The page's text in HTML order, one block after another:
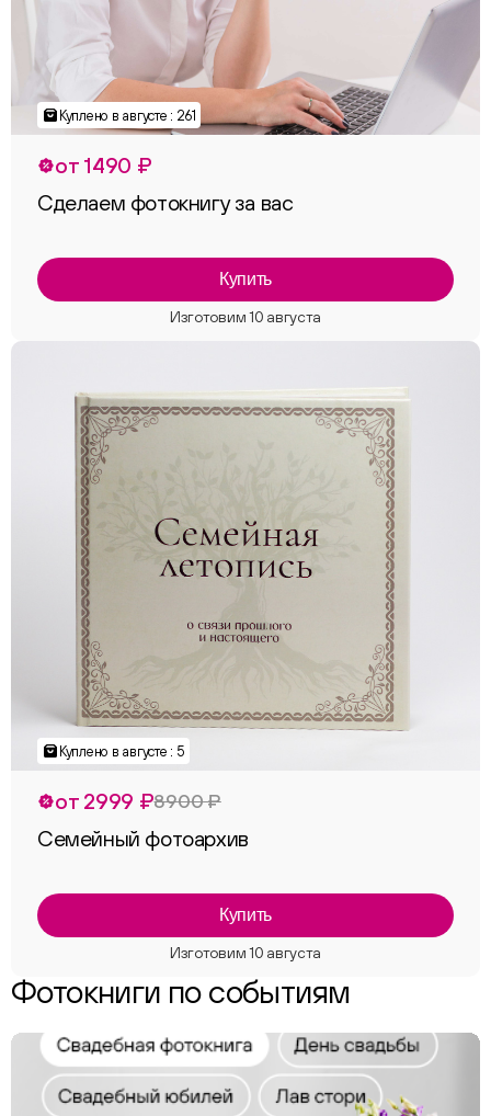
Куплено в августе : 261
от 1490 ₽
Сделаем фотокнигу за вас
Купить
Куплено в августе : 5
от 2999 ₽8900 ₽
Семейный фотоархив
Купить
Фотокниги по событиям